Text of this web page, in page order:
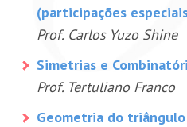
(participações
Prof. Carlos Yuzo Shine
Simetrias e
Prof. Tertuliano Franco
Geometria do